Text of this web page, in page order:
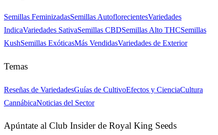
Semillas FeminizadasSemillas AutoflorecientesVariedades
IndicaVariedades SativaSemillas CBDSemillas Alto THCSemillas
KushSemillas ExóticasMás VendidasVariedades de Exterior
Temas
Reseñas de VariedadesGuías de CultivoEfectos y CienciaCultura
CannábicaNoticias del Sector
Apúntate al Club Insider de Royal King Seeds